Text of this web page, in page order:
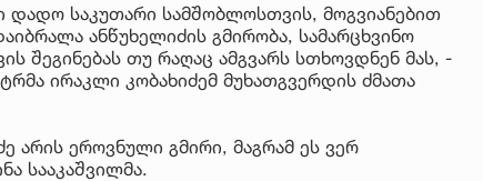
დადო საკუთარი სამშობლოსთვის, მოგვიანებით
ანწუხელიძის გმირობა, სამარცხვინო
შეგინებას თუ რაღაც ამგვარს სთხოვდნენ მას, -
ირაკლი კობახიძემ მუხათგვერდის ძმათა
არის ეროვნული გმირი, მაგრამ ეს ვერ
სააკაშვილმა.